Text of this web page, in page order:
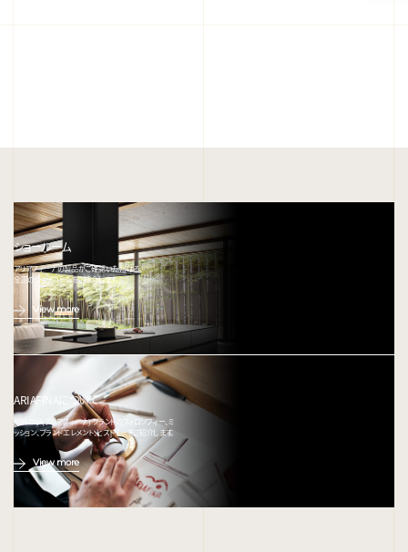
ショールーム
アリアフィーナの製品がご確認いただける、
全国のショールームをご紹介します。
View more
ARIAFINAについて
ARIAFINA(アリアフィーナ) ブランドのフィロソフィー、ミ
ッション、ブランドエレメント、ヒストリーをご紹介します。
View more